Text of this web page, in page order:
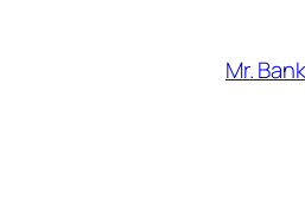
Mr. Bank